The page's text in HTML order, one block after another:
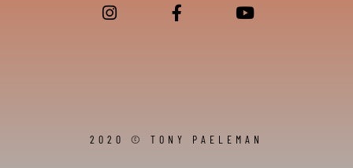
2020 © TONY PAELEMAN